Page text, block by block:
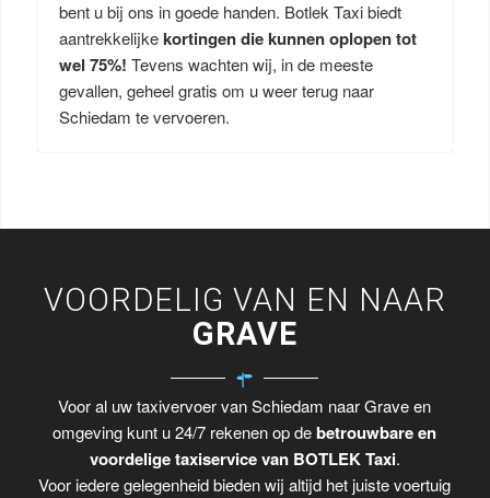
bent u bij ons in goede handen. Botlek Taxi biedt
aantrekkelijkekortingen die kunnen oplopen tot
wel 75%! Tevens wachten wij, in de meeste
gevallen, geheel gratis om u weer terug naar
Schiedam te vervoeren.
VOORDELIG VAN EN NAAR
GRAVE
Voor al uw taxivervoer van Schiedam naar Grave en
omgeving kunt u 24/7 rekenen op debetrouwbare en
voordelige taxiservice van BOTLEK Taxi.
Voor iedere gelegenheid bieden wij altijd het juiste voertuig